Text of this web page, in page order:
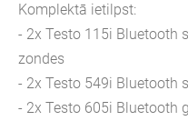
Komplektā ietilpst:
- 2x Testo 115i Bluetooth
zondes
- 2x Testo 549i Bluetooth
- 2x Testo 605i Bluetooth